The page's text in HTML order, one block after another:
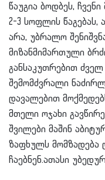
წაუგია ბოდბეს,
2-3 სოფლის წაგებას,
არა, უბრალო
მიზანმიმართული
განსაკუთრებით
შემომძვრალი
დავალებით
მთელი ოჯახი
შვილები მაშინ
ზაფხულს
ჩაებნენ.ათასი